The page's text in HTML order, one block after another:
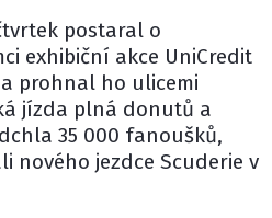
postaral o
exhibiční akce UniCredit
prohnal ho ulicemi
jízda plná donutů a
35 000 fanoušků,
nového jezdce Scuderie v